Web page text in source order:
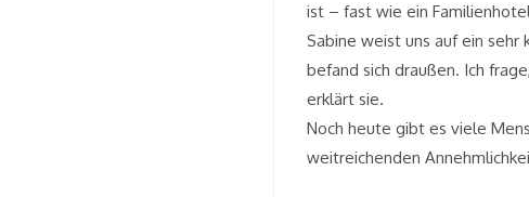
ist – fast wie ein
Sabine weist uns auf ein
befand sich draußen. Ich
erklärt sie.
Noch heute gibt es viele
weitreichenden